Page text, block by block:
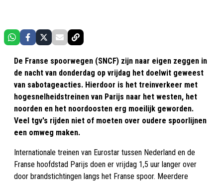
De Franse spoorwegen (SNCF) zijn naar eigen zeggen in
de nacht van donderdag op vrijdag het doelwit geweest
van sabotageacties. Hierdoor is het treinverkeer met
hogesnelheidstreinen van Parijs naar het westen, het
noorden en het noordoosten erg moeilijk geworden.
Veel tgv's rijden niet of moeten over oudere spoorlijnen
een omweg maken.
Internationale treinen van Eurostar tussen Nederland en de
Franse hoofdstad Parijs doen er vrijdag 1,5 uur langer over
door brandstichtingen langs het Franse spoor. Meerdere